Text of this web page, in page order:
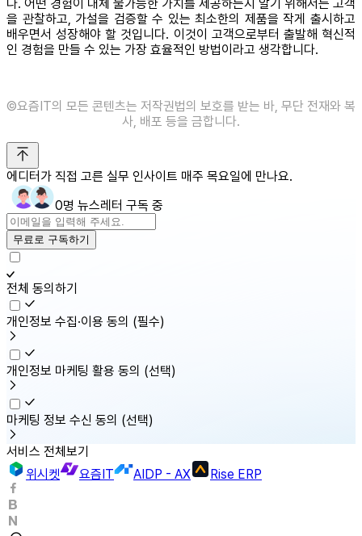
다. 어떤 경험이 대체 불가능한 가치를 제공하는지 알기 위해서는 고객
을 관찰하고, 가설을 검증할 수 있는 최소한의 제품을 작게 출시하고
배우면서 성장해야 할 것입니다. 이것이 고객으로부터 출발해 혁신적
인 경험을 만들 수 있는 가장 효율적인 방법이라고 생각합니다.
©️요즘IT의 모든 콘텐츠는 저작권법의 보호를 받는 바, 무단 전재와 복
사, 배포 등을 금합니다.
에디터가 직접 고른 실무 인사이트 매주 목요일에 만나요.
0명 뉴스레터 구독 중
무료로 구독하기
전체 동의하기
개인정보 수집·이용 동의 (필수)
개인정보 마케팅 활용 동의 (선택)
마케팅 정보 수신 동의 (선택)
서비스 전체보기
위시켓
요즘IT AIDP - AX Rise ERP